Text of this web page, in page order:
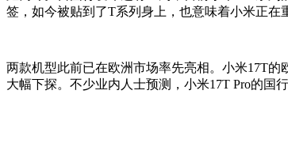
签，如今被贴到了T系列身上，也意味着小米正在
两款机型此前已在欧洲市场率先亮相。小米17T的
大幅下探。不少业内人士预测，小米17T Pro的国